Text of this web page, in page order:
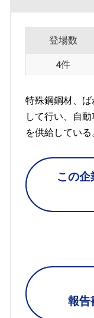
登場数
4件
特殊鋼鋼材、
して行い、自
を供給している
この
報告